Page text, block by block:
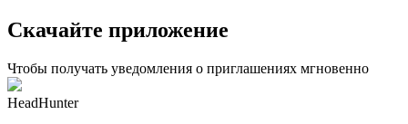
Скачайте приложение
Чтобы получать уведомления о приглашениях мгновенно
HeadHunter